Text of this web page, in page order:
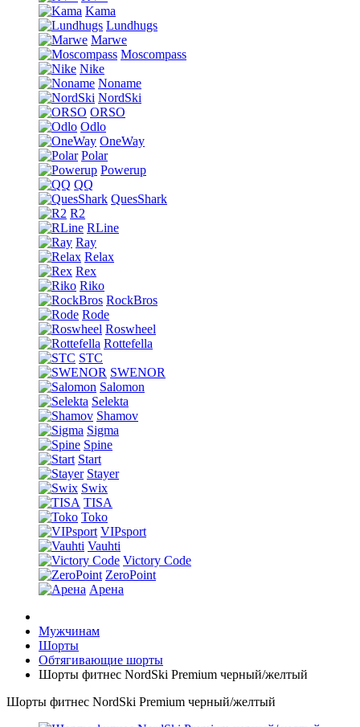
Kama
Lundhugs
Marwe
Moscompass
Nike
Noname
NordSki
ORSO
Odlo
OneWay
Polar
Powerup
QQ
QuesShark
R2
RLine
Ray
Relax
Rex
Riko
RockBros
Rode
Roswheel
Rottefella
STC
SWENOR
Salomon
Selekta
Shamov
Sigma
Spine
Start
Stayer
Swix
TISA
Toko
VIPsport
Vauhti
Victory Code
ZeroPoint
Арена
Мужчинам
Шорты
Обтягивающие шорты
Шорты фитнес NordSki Premium черный/желтый
Шорты фитнес NordSki Premium черный/желтый